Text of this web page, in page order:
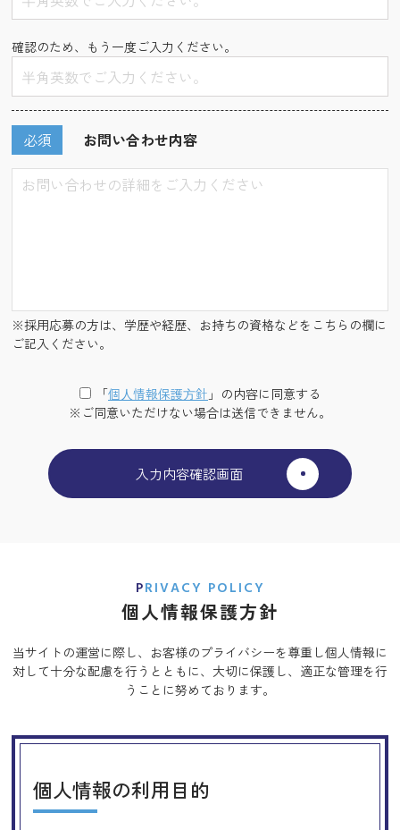
確認のため、もう一度ご入力ください。
お問い合わせ内容
必須
※採用応募の方は、学歴や経歴、お持ちの資格などをこちらの欄に
ご記入ください。
「個⼈情報保護⽅針 」の内容に同意する
※ご同意いただけない場合は送信できません。
PRIVACY POLICY
個人情報保護方針
当サイトの運営に際し、お客様のプライバシーを尊重し個人情報に
対して十分な配慮を行うとともに、 大切に保護し、適正な管理を行
うことに努めております。
個人情報の利用目的